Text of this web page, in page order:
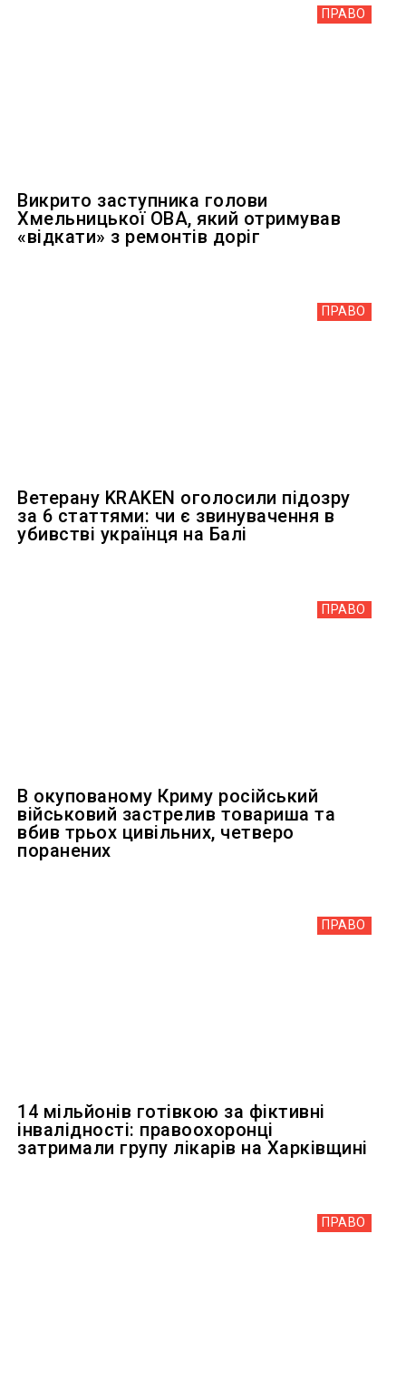
ПРАВО
Викрито заступника голови
Хмельницької ОВА, який отримував
«відкати» з ремонтів доріг
ПРАВО
Ветерану KRAKEN оголосили підозру
за 6 статтями: чи є звинувачення в
убивстві українця на Балі
ПРАВО
В окупованому Криму російський
військовий застрелив товариша та
вбив трьох цивільних, четверо
поранених
ПРАВО
14 мільйонів готівкою за фіктивні
інвалідності: правоохоронці
затримали групу лікарів на Харківщині
ПРАВО